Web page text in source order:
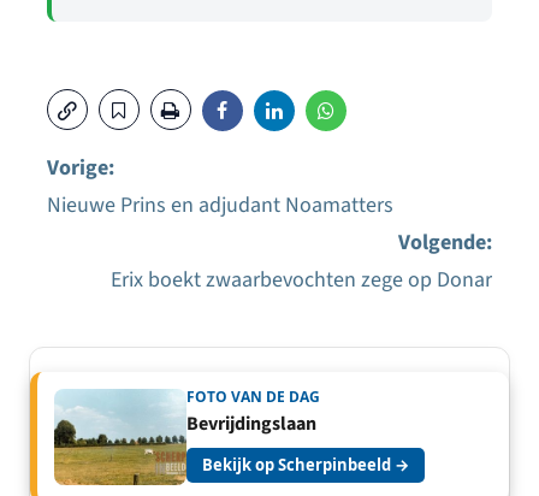
navigatie
Vorige:
Nieuwe Prins en adjudant Noamatters
Volgende:
Erix boekt zwaarbevochten zege op Donar
FOTO VAN DE DAG
Bevrijdingslaan
Bekijk op Scherpinbeeld →